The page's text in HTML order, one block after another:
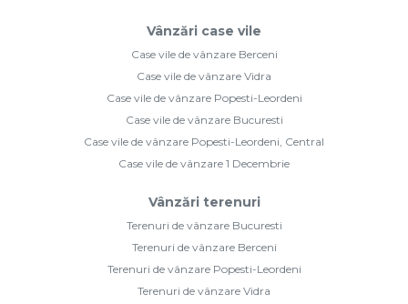
Vânzări case vile
Case vile de vânzare Berceni
Case vile de vânzare Vidra
Case vile de vânzare Popesti-Leordeni
Case vile de vânzare Bucuresti
Case vile de vânzare Popesti-Leordeni, Central
Case vile de vânzare 1 Decembrie
Vânzări terenuri
Terenuri de vânzare Bucuresti
Terenuri de vânzare Berceni
Terenuri de vânzare Popesti-Leordeni
Terenuri de vânzare Vidra